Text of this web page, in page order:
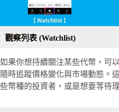
觀察列表 (Watchlist)
如果你想持續關注某些代幣，可
隨時追蹤價格變化與市場動態。
些幣種的投資者，或是想要等待